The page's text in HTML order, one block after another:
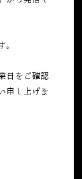
。
日をご確認
申し上げま